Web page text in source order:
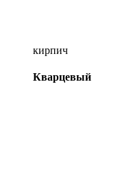
кирпич
Кварцевый